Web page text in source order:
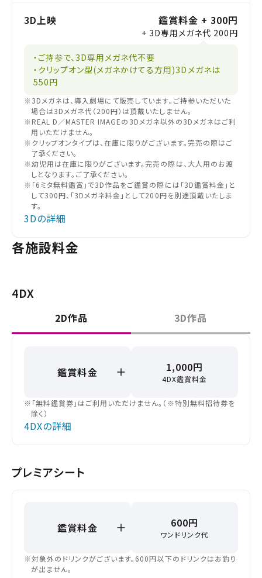
閉じる
チケット購入
チケットの購入は下記リンクより、ご覧になりたい作品を選
択しご購入ください。
港北ニュータウン
座間
3D上映 鑑賞料金 + 300円
+ 3D専用メガネ代 200円
・ご持参で、3D専用メガネ代不要
・クリップオン型(メガネかけてる方用)3Dメガネは
550円
※3Dメガネは、導入劇場にて販売しています。ご持参いただいた
場合は3Dメガネ代（200円）は頂戴いたしません。
※REAL D／MASTER IMAGEの3Dメガネ以外の3Dメガネはご利
用いただけません。
※クリップオンタイプは、在庫に限りがございます。完売の際はご
了承ください。
※幼児用は在庫に限りがございます。完売の際は、大人用のお渡
しとなります。ご了承ください。
※「6ミタ無料鑑賞」で3D作品をご鑑賞の際には「3D鑑賞料金」と
して300円、「3Dメガネ料金」として200円を別途頂戴いたしま
す。
3Dの詳細
各施設料金
4DX
2D作品 3D作品
鑑賞料金 1,000円
4DX鑑賞料金
※「無料鑑賞券」はご利用いただけません。（※特別無料招待券を
除く）
4DXの詳細
プレミアシート
鑑賞料金 600円
ワンドリンク代
※対象外のドリンクがございます。600円以下のドリンクはお釣り
が出ません。